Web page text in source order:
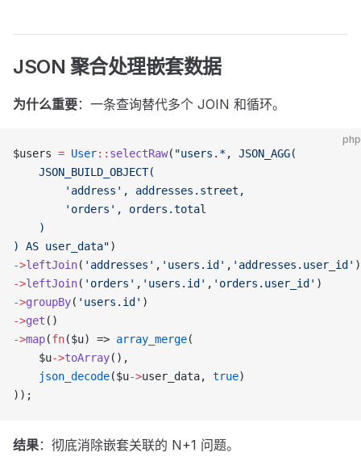
JSON 聚合处理嵌套数据
为什么重要：一条查询替代多个 JOIN 和循环。
php
$users = User:: selectRaw( "users.*, JSON_AGG(
    JSON_BUILD_OBJECT(
        'address', addresses.street,
        'orders', orders.total
    )
) AS user_data")
->leftJoin( 'addresses' , 'users.id' , 'addresses.user_id' )
->leftJoin( 'orders' , 'users.id' , 'orders.user_id' )
->groupBy( 'users.id' )
->get ()
->map(fn($u) => array_merge(
    $u
->toArray(),
    json_decode
($u->user_data, true)
));
结果：彻底消除嵌套关联的 N+1 问题。